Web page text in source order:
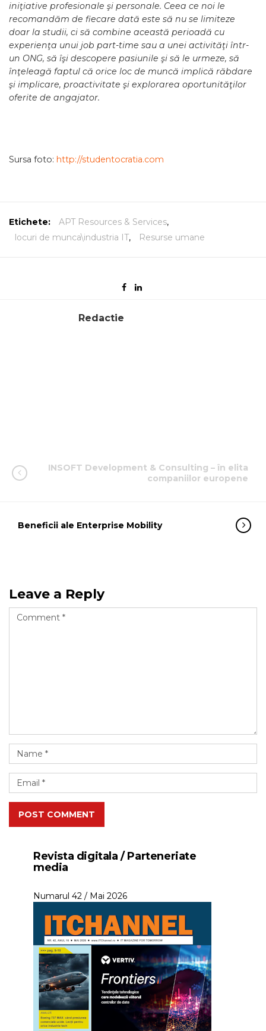
iniţiative profesionale şi personale. Ceea ce noi le
recomandăm de fiecare dată este să nu se limiteze
doar la studii, ci să combine această perioadă cu
experienţa unui job part-time sau a unei activităţi într-
un ONG, să îşi descopere pasiunile şi să le urmeze, să
înţeleagă faptul că orice loc de muncă implică răbdare
şi implicare, proactivitate şi explorarea oportunităţilor
oferite de angajator.
Sursa foto: http://studentocratia.com
Etichete: APT Resources & Services,
locuri de munca\industria IT, Resurse umane
Redactie
INSOFT Development & Consulting – în elita
companiilor europene
Beneficii ale Enterprise Mobility
Leave a Reply
POST COMMENT
Revista digitala / Parteneriate
media
Numarul 42 / Mai 2026